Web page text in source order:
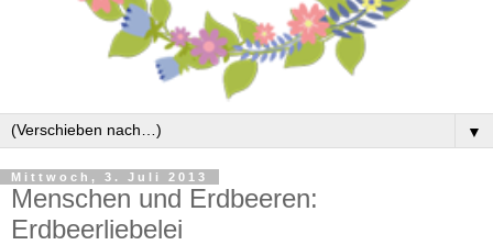
▼
Mittwoch, 3. Juli 2013
Menschen und Erdbeeren:
Erdbeerliebelei